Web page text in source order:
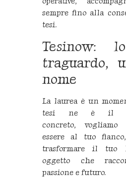
sempre fino alla
tesi.
Tesinow:
traguardo,
nome
La laurea è un
tesi ne è il
concreto,
essere al tuo
trasformare il tuo
oggetto che
passione e futuro.